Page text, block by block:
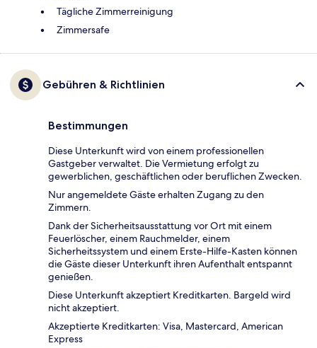
Tägliche Zimmerreinigung
Zimmersafe
Gebühren & Richtlinien
Bestimmungen
Diese Unterkunft wird von einem professionellen
Gastgeber verwaltet. Die Vermietung erfolgt zu
gewerblichen, geschäftlichen oder beruflichen Zwecken.
Nur angemeldete Gäste erhalten Zugang zu den
Zimmern.
Dank der Sicherheitsausstattung vor Ort mit einem
Feuerlöscher, einem Rauchmelder, einem
Sicherheitssystem und einem Erste-Hilfe-Kasten können
die Gäste dieser Unterkunft ihren Aufenthalt entspannt
genießen.
Diese Unterkunft akzeptiert Kreditkarten. Bargeld wird
nicht akzeptiert.
Akzeptierte Kreditkarten: Visa, Mastercard, American
Express